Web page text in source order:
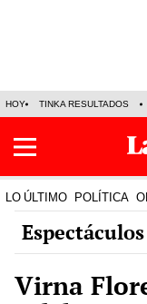
HOY TINKA RESULTADOS
LO ÚLTIMO POLÍTICA
Espectáculos
Virna